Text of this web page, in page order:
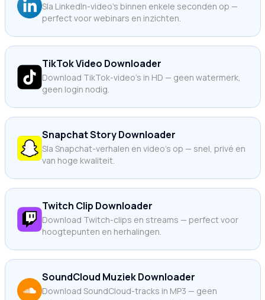
Sla LinkedIn-video's binnen enkele seconden op —
perfect voor webinars en inzichten.
TikTok Video Downloader
Download TikTok-video's in HD — geen watermerk,
geen login nodig.
Snapchat Story Downloader
Sla Snapchat-verhalen en video's op — snel, privé en
van hoge kwaliteit.
Twitch Clip Downloader
Download Twitch-clips en streams — perfect voor
hoogtepunten en herhalingen.
SoundCloud Muziek Downloader
Download SoundCloud-tracks in MP3 — geen